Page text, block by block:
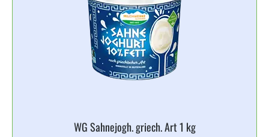
WG Sahnejogh. griech. Art 1 kg